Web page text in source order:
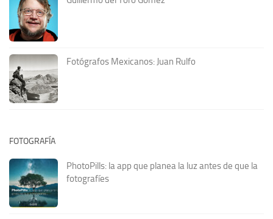
Fotógrafos Mexicanos: Juan Rulfo
FOTOGRAFÍA
PhotoPills: la app que planea la luz antes de que la
fotografíes